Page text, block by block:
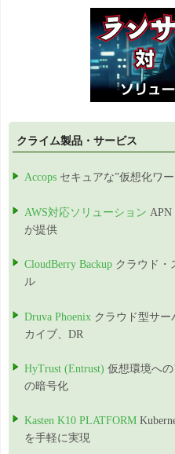
クライム製品・サービス
Accops セキュアな”仮想化ワ
AWS対応ソリューション
が提供
CloudBerry Backup クラウド・
ル
Druva Phoenix クラウド型サー
カイブ、DR
HyTrust (Entrust) 仮想環境へ
の暗号化
Kasten K10 PLATFORM
を手軽に実現